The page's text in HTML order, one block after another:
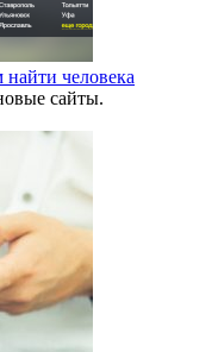
человека
сайты.